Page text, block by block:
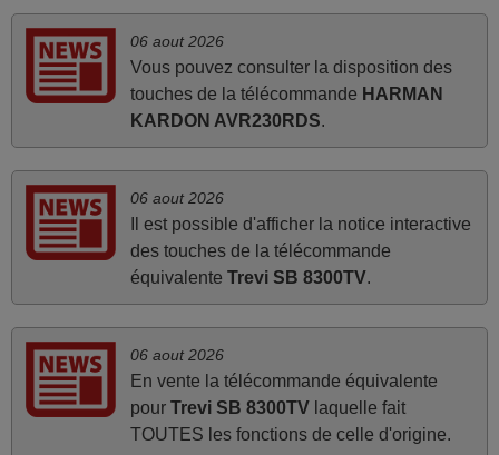
Parfait.. je recommande..!
Joel,
FRANCE
Ravie de voir que ma commande effectuée a 13h30est
deja traitée et expédiée Je vous en remercie d’avance et
attend la réception Encore merci
FRANCE
mars 2026
Super Service
Mario,
06 aout 2026
Vous pouvez consulter la disposition des
touches de la télécommande HARMAN
KARDON AVR230RDS.
06 aout 2026
Il est possible d'afficher la notice interactive
des touches de la télécommande
équivalente Trevi SB 8300TV.
06 aout 2026
En vente la télécommande équivalente
pour Trevi SB 8300TVlaquelle fait
TOUTES les fonctions de celle d'origine.